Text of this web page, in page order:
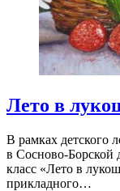
Лето в
В рамках детского
в Сосново-Борской
класс «Лето в
прикладного…